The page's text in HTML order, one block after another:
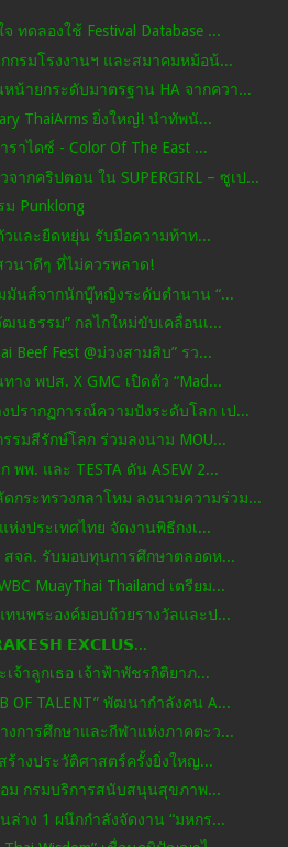
ทดลองใช้ Festival Database ...
กรมโรงงานฯ และสมาคมหม้อน้...
น้ายกระดับมาตรฐาน HA จากควา...
ThaiArms ยิ่งใหญ่! นำทัพนั...
าไดซ์ - Color Of The East ...
ากคริปตอน ใน SUPERGIRL – ซูเป...
ม Punklong
วและยืดหยุ่น รับมือความท้าท...
วนาดีๆ ที่ไม่ควรพลาด!
มันส์จากนักบู๊หญิงระดับตำนาน “...
ฒนธรรม” กลไกใหม่ขับเคลื่อนเ...
Beef Fest @ม่วงสามสิบ” รว...
าง พปส. X GMC เปิดตัว “Mad...
งปรากฏการณ์ความปังระดับโลก เป...
รมสีรักษ์โลก ร่วมลงนาม MOU...
พพ. และ TESTA ดัน ASEW 2...
กระทรวงกลาโหม ลงนามความร่วม...
งประเทศไทย จัดงานพิธีกงเ...
สจล. รับมอบทุนการศึกษาตลอดห...
MuayThai Thailand เตรียม...
นพระองค์มอบถ้วยรางวัลและป...
𝗘𝗫𝗖𝗟𝗨𝗦...
จ้าลูกเธอ เจ้าฟ้าพัชรกิติยาภ...
OF TALENT” พัฒนากำลังคน A...
งการศึกษาและกีฬาแห่งภาคตะว...
สร้างประวัติศาสตร์ครั้งยิ่งใหญ...
ม กรมบริการสนับสนุนสุขภาพ...
ล่าง 1 ผนึกกำลังจัดงาน “มหกร...